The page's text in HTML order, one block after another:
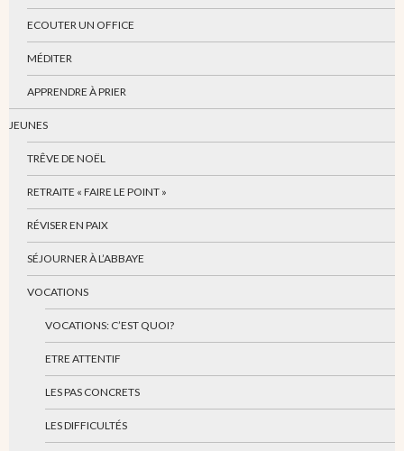
ECOUTER UN OFFICE
MÉDITER
APPRENDRE À PRIER
JEUNES
TRÊVE DE NOËL
RETRAITE « FAIRE LE POINT »
RÉVISER EN PAIX
SÉJOURNER À L’ABBAYE
VOCATIONS
VOCATIONS: C’EST QUOI?
ETRE ATTENTIF
LES PAS CONCRETS
LES DIFFICULTÉS